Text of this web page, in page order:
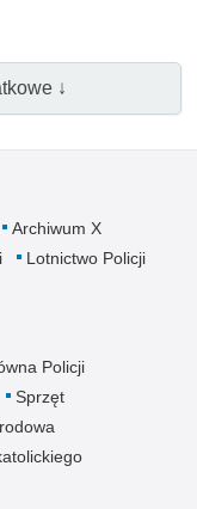
↓
Archiwum X
Lotnictwo Policji
Policji
Sprzęt